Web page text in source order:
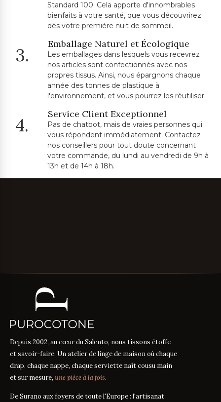
Standard 100. Cela apporte d'innombrables
bienfaits à votre santé, que vous découvrirez
dès votre première nuit de sommeil.
3.
Emballage Naturel et Écologique
Les emballages dans lesquels vous recevrez
nos articles sont confectionnés avec nos
propres tissus. Ainsi, nous épargnons chaque
année des tonnes de plastique à
l'environnement, et vous pourrez les réutiliser.
4.
Service Client Exceptionnel
Pas de chatbot, mais de vraies personnes qui
vous répondent immédiatement. Contactez
nos conseillers pour tout doute concernant
votre commande, du lundi au vendredi de 9h à
13h et de 14h à 18h.
Depuis 2002, au cœur du Salento, nous tissons étoffe
et savoir-faire. Un atelier de linge de maison où chaque
drap, chaque nappe, chaque serviette naît cousu main
et sur mesure, une pièce à la fois.
De Surano aux foyers de toute l'Europe : l'artisanat